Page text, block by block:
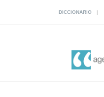
DICCIONARIO